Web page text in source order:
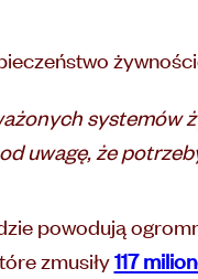
uwagę, że
powodują
zmusiły117